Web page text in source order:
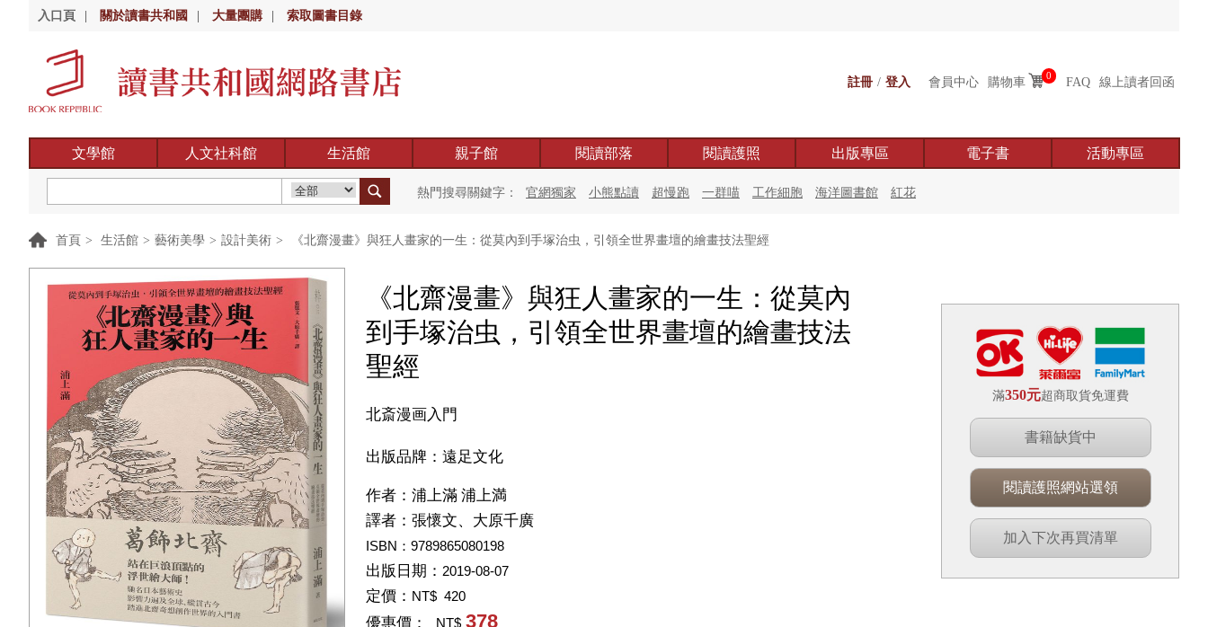
入口頁 關於讀書共和國 大量團購 索取圖書目錄
註冊 / 登入 會員中心 購物車 0 FAQ 線上讀者回函
文學館 人文社科館 生活館 親子館 閱讀部落 閱讀護照 出版專區 電子書 活動專區
熱門搜尋關鍵字： 官網獨家 小熊點讀 超慢跑 一群喵 工作細胞 海洋圖書館 紅花
首頁 > 生活館 > 藝術美學 > 設計美術 > 《北齋漫畫》與狂人畫家的一生：從莫內到手塚治虫，引領全世界畫壇的繪畫技法聖經
《北齋漫畫》與狂人畫家的一生：從莫內
到手塚治虫，引領全世界畫壇的繪畫技法
聖經
北斎漫画入門
出版品牌：遠足文化
作者： 浦上滿 浦上満
譯者： 張懷文、大原千廣
ISBN：9789865080198
出版日期： 2019-08-07
定價： NT$ 420
優惠價： NT$ 378
滿350元超商取貨免運費
書籍缺貨中
閱讀護照網站選領
加入下次再買清單